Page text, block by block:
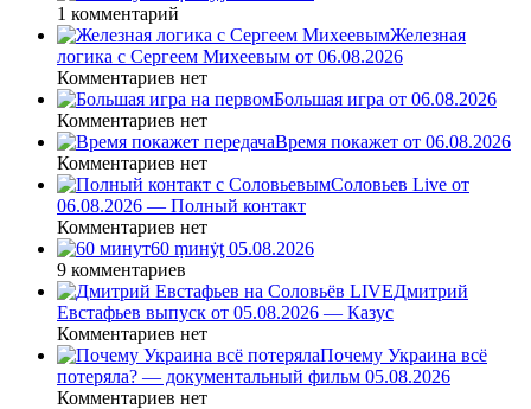
1 комментарий
Железная
логика с Сергеем Михеевым от 06.08.2026
Комментариев нет
Большая игра от 06.08.2026
Комментариев нет
Время покажет от 06.08.2026
Комментариев нет
Соловьев Live от
06.08.2026 — Полный контакт
Комментариев нет
60 ṃинẏƫ 05.08.2026
9 комментариев
Дмитрий
Евстафьев выпуск от 05.08.2026 — Казус
Комментариев нет
Почему Украина всё
потеряла? — документальный фильм 05.08.2026
Комментариев нет